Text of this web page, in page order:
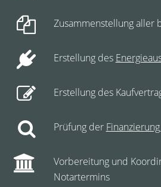
Zusammenstellung aller
Erstellung des
Erstellung des
Prüfung der Finanzierung
Vorbereitung und
Notartermins